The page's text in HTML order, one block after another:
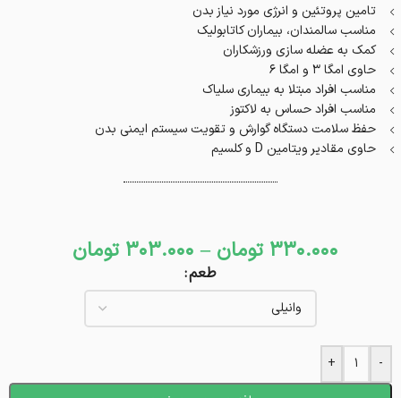
تامین پروتئین و انرژی مورد نیاز بدن
مناسب سالمندان، بیماران کاتابولیک
کمک به عضله سازی ورزشکاران
حاوی امگا 3 و امگا 6
مناسب افراد مبتلا به بیماری سلیاک
مناسب افراد حساس به لاکتوز
حفظ سلامت دستگاه گوارش و تقویت سیستم ایمنی بدن
حاوی مقادیر ویتامین D و کلسیم
330.000 تومان –
303.000 تومان
طعم
-
+